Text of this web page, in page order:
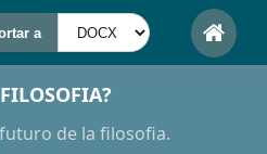
de la filosofia.